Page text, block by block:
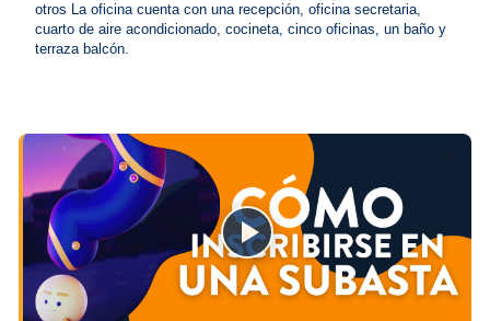
otros La oficina cuenta con una recepción, oficina secretaria,
cuarto de aire acondicionado, cocineta, cinco oficinas, un baño y
terraza balcón.